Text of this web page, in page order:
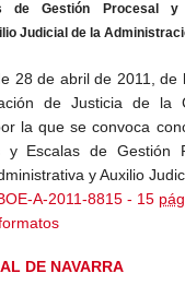
de Gestión Procesal y
Judicial de la
28 de abril de 2011,
de Justicia de la
la que se convoca
y Escalas de Gestión
y Auxilio
A-2011-8815 - 15
DE NAVARRA